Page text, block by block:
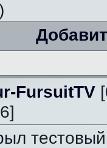
FursuitTV